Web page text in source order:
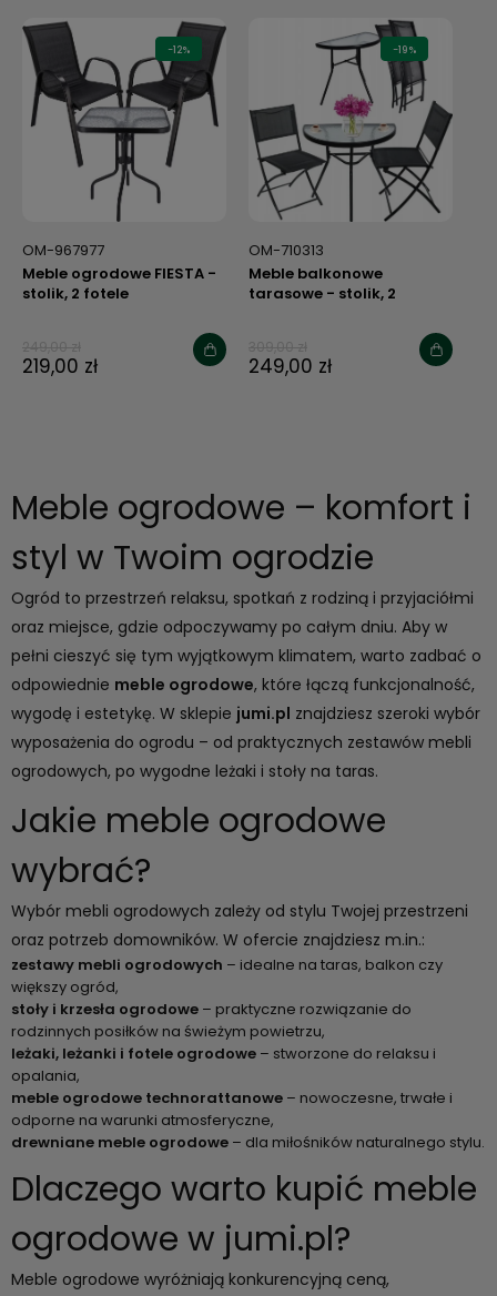
OM-967977
Meble ogrodowe FIESTA -
stolik, 2 fotele
219,00 zł
-12%
OM-710313
Meble balkonowe
tarasowe - stolik, 2
249,00 zł
-19%
Meble ogrodowe – komfort i
styl w Twoim ogrodzie
Ogród to przestrzeń relaksu, spotkań z rodziną i przyjaciółmi
oraz miejsce, gdzie odpoczywamy po całym dniu. Aby w
pełni cieszyć się tym wyjątkowym klimatem, warto zadbać o
odpowiednie meble ogrodowe, które łączą funkcjonalność,
wygodę i estetykę. W sklepie jumi.pl znajdziesz szeroki wybór
wyposażenia do ogrodu – od praktycznych zestawów mebli
ogrodowych, po wygodne leżaki i stoły na taras.
Jakie meble ogrodowe
wybrać?
Wybór mebli ogrodowych zależy od stylu Twojej przestrzeni
oraz potrzeb domowników. W ofercie znajdziesz m.in.:
zestawy mebli ogrodowych – idealne na taras, balkon czy
większy ogród,
stoły i krzesła ogrodowe – praktyczne rozwiązanie do
rodzinnych posiłków na świeżym powietrzu,
leżaki, leżanki i fotele ogrodowe – stworzone do relaksu i
opalania,
meble ogrodowe technorattanowe – nowoczesne, trwałe i
odporne na warunki atmosferyczne,
drewniane meble ogrodowe – dla miłośników naturalnego stylu.
Dlaczego warto kupić meble
ogrodowe w jumi.pl?
Meble ogrodowe wyróżniają konkurencyjną ceną,